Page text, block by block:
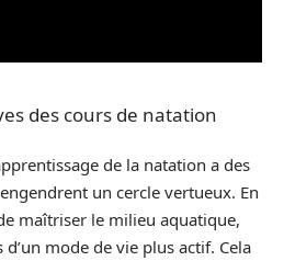
des cours de natation
de la natation a des
un cercle vertueux. En
maîtriser le milieu aquatique,
mode de vie plus actif. Cela